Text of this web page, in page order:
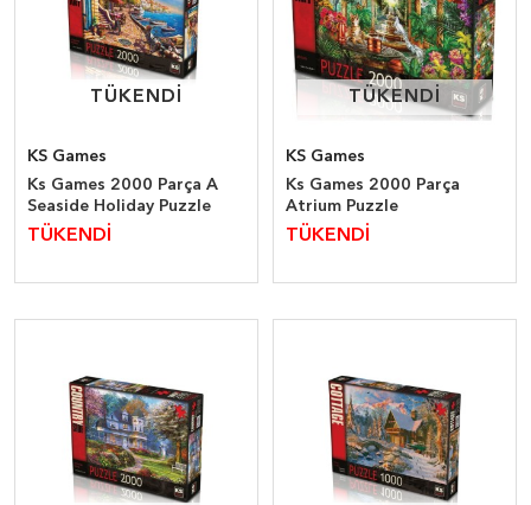
TÜKENDİ
TÜKENDİ
KS Games
Ks Games 2000 Parça A
Seaside Holiday Puzzle
TÜKENDİ
TÜKENDİ
TÜKENDİ
KS Games
Ks Games 2000 Parça
Atrium Puzzle
TÜKENDİ